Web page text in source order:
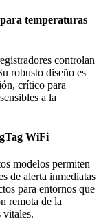
temperaturas
controlan
robusto diseño es
crítico para
a la
WiFi
modelos permiten
de alerta inmediatas
para entornos que
remota de la
vitales.